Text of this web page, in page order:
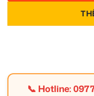
📞 Hotline: